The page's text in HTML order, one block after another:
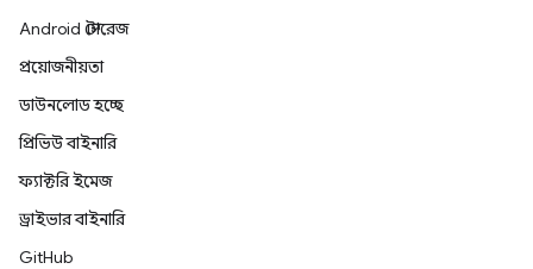
Android স্টোরেজ
প্রয়োজনীয়তা
ডাউনলোড হচ্ছে
প্রিভিউ বাইনারি
ফ্যাক্টরি ইমেজ
ড্রাইভার বাইনারি
GitHub